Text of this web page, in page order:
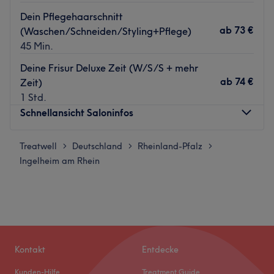
Dein Pflegehaarschnitt
(Waschen/Schneiden/Styling+Pflege)
45 Min.
ab 73 €
Deine Frisur Deluxe Zeit (W/S/S + mehr
Zeit)
1 Std.
ab 74 €
Schnellansicht Saloninfos
Montag 09:00 –
Dienstag
Treatwell > Deutschland > Rheinland-Pfalz >
Ingelheim am Rhein
Kontakt
Kunden-Hilfe
Entdecke
Treatment Guide